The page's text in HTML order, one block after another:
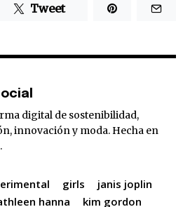
Tweet
digital de sostenibilidad,
innovación y moda. Hecha en
girls
janis joplin
hanna kim gordon